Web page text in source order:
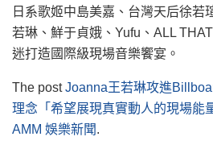
日系歌姬中島美嘉、台灣天后徐若
若琳、鮮于貞娥、Yufu、ALL
迷打造國際級現場音樂饗宴。
The postJoanna王若琳攻進
理念「希望展現真實動人的現場能
AMM 娛樂新聞.